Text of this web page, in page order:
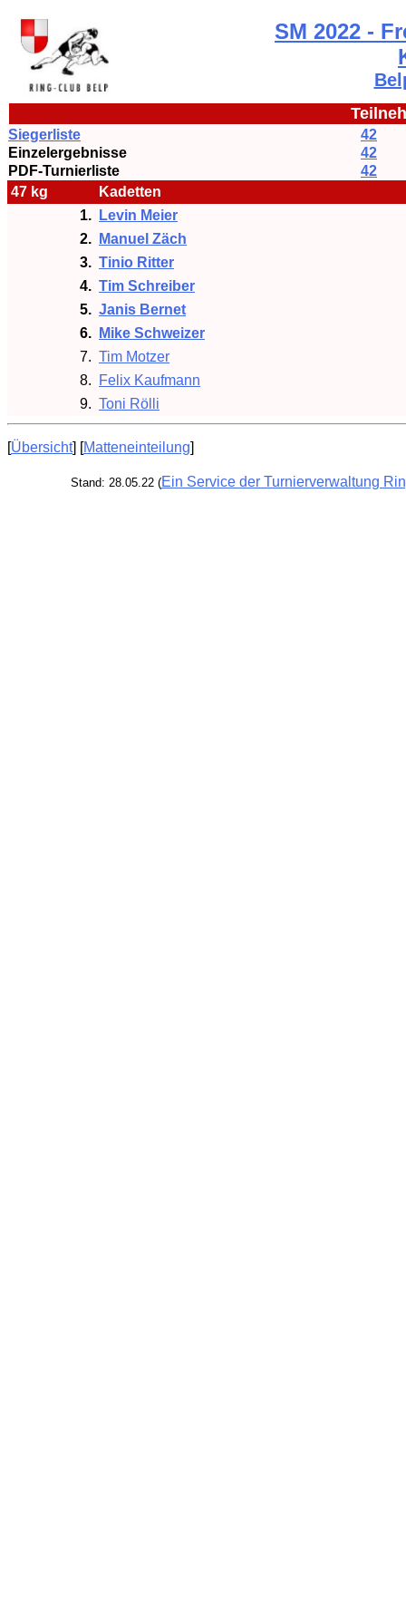
SM 2022 -
Siegerliste
42
Einzelergebnisse
42
PDF-Turnierliste
42
47 kg
Kadetten
1.
Levin Meier
2.
Manuel Zäch
3. Tinio Ritter
4. Tim Schreiber
5. Janis Bernet
6.
Mike Schweizer
7. Tim Motzer
8.
Felix Kaufmann
9. Toni Rölli
[Übersicht] [Matteneinteilung]
Stand: 28.05.22 (Ein Service der Turnierverwaltung